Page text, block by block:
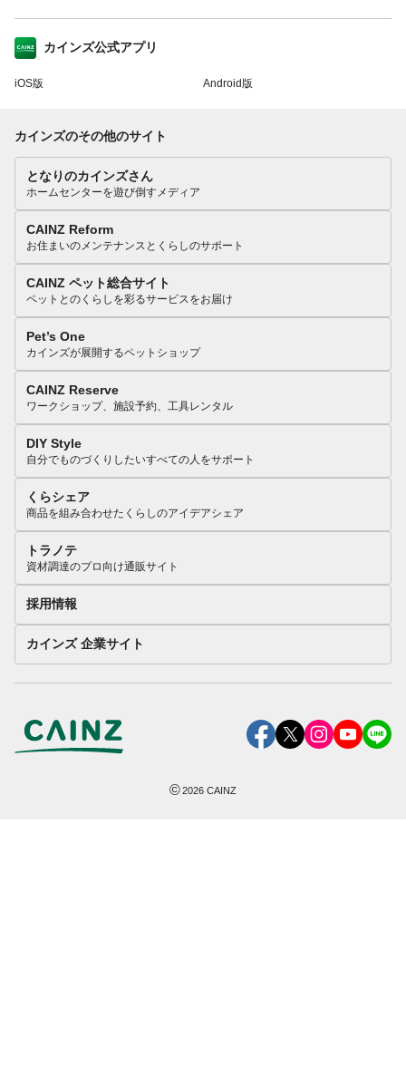
カインズ公式アプリ
iOS版 Android版
カインズのその他のサイト
となりのカインズさん
ホームセンターを遊び倒すメディア
CAINZ Reform
お住まいのメンテナンスとくらしのサポート
CAINZ ペット総合サイト
ペットとのくらしを彩るサービスをお届け
Pet’s One
カインズが展開するペットショップ
CAINZ Reserve
ワークショップ、施設予約、工具レンタル
DIY Style
自分でものづくりしたいすべての人をサポート
くらシェア
商品を組み合わせたくらしのアイデアシェア
トラノテ
資材調達のプロ向け通販サイト
採用情報
カインズ 企業サイト
©2026 CAINZ